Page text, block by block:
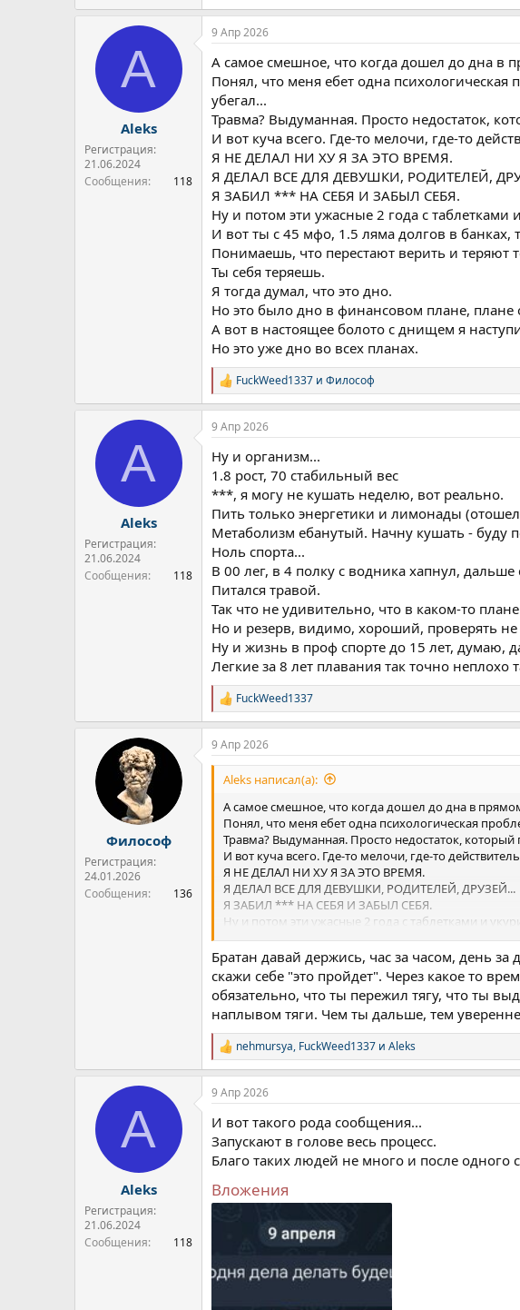
A
Aleks
Регистрация:
21.06.2024
Сообщения
118
9 Апр 2026
А самое смешное, что когда дошел до дна в
Понял, что меня ебет одна психологическая
убегал...
Травма? Выдуманная. Просто недостаток,
И вот куча всего. Где-то мелочи, где-то
Я НЕ ДЕЛАЛ НИ ХУ Я ЗА ЭТО ВРЕМЯ.
Я ДЕЛАЛ ВСЕ ДЛЯ ДЕВУШКИ, РОДИТЕЛЕЙ,
Я ЗАБИЛ *** НА СЕБЯ И ЗАБЫЛ СЕБЯ.
Ну и потом эти ужасные 2 года с таблетками
И вот ты с 45 мфо, 1.5 ляма долгов в банках,
Понимаешь, что перестают верить и теряют
Ты себя теряешь.
Я тогда думал, что это дно.
Но это было дно в финансовом плане,
А вот в настоящее болото с днищем я
Но это уже дно во всех планах.
Р
е
а
к
и
и
FuckWeed1337 и Философ
A
Aleks
Регистрация:
21.06.2024
Сообщения
118
9 Апр 2026
Ну и организм...
1.8 рост, 70 стабильный вес
***, я могу не кушать неделю, вот реально.
Пить только энергетики и лимонады
Метаболизм ебанутый. Начну кушать - буду
Ноль спорта...
В 00 лег, в 4 полку с водника хапнул, дальше
Питался травой.
Так что не удивительно, что в каком-то
Но и резерв, видимо, хороший, проверять не
Ну и жизнь в проф спорте до 15 лет, думаю,
Легкие за 8 лет плавания так точно неплохо
Р
е
а
к
ц
и
FuckWeed1337
Философ
Регистрация:
24.01.2026
Сообщения
136
9 Апр 2026
Aleks написал(а):
А самое смешное, что когда дошел до дна в
Понял, что меня ебет одна психологическая
Травма? Выдуманная. Просто недостаток, который
И вот куча всего. Где-то мелочи, где-то
Я НЕ ДЕЛАЛ НИ ХУ Я ЗА ЭТО ВРЕМЯ.
Я ДЕЛАЛ ВСЕ ДЛЯ ДЕВУШКИ, РОДИТЕЛЕЙ, ДРУЗЕЙ...
Я ЗАБИЛ *** НА СЕБЯ И ЗАБЫЛ СЕБЯ.
Ну и потом эти ужасные 2 года с таблетками и
И вот ты с 45 мфо, 1.5 ляма долгов в банках, твоя
верить и теряют тебя.
Ты себя теряешь.
Я тогда думал, что это дно.
Но это было дно в финансовом плане, плане
А вот в настоящее болото с днищем я наступил в
Но это уже дно во всех планах.
Братан давай держись, час за часом, день
скажи себе "это пройдет". Через какое то
обязательно, что ты пережил тягу, что ты
наплывом тяги. Чем ты дальше, тем
Р
е
а
к
и
и
:
nehmursya, FuckWeed1337 и Aleks
A
Aleks
Регистрация:
21.06.2024
Сообщения
118
9 Апр 2026
И вот такого рода сообщения...
Запускают в голове весь процесс.
Благо таких людей не много и после одного
Вложения